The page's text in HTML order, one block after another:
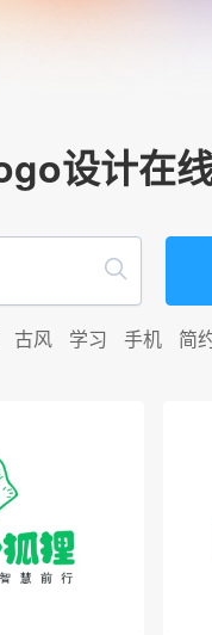
LOGO生成器
LOGO模板
博客
设计在
古风 学习 手机 简